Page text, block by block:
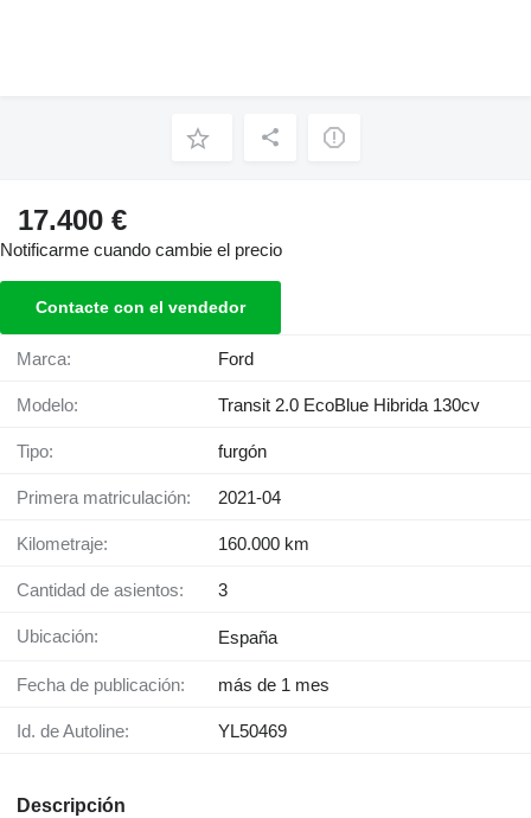
17.400 €
Notificarme cuando cambie el precio
Contacte con el vendedor
Marca: Ford
Modelo: Transit 2.0 EcoBlue Hibrida 130cv
Tipo: furgón
Primera matriculación: 2021-04
Kilometraje: 160.000 km
Cantidad de asientos: 3
Ubicación: España
Fecha de publicación: más de 1 mes
Id. de Autoline: YL50469
Descripción